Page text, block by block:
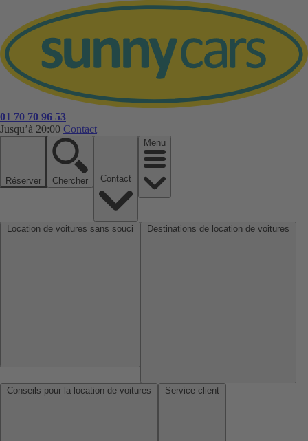
01 70 70 96 53
Jusqu’à 20:00 Contact
Réserver Chercher
Menu